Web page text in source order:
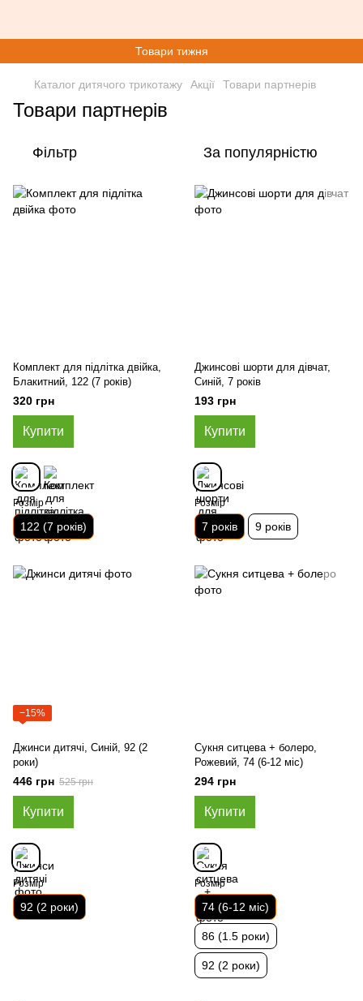
Товари тижня
Каталог дитячого трикотажу Акції Товари партнерів
Товари партнерів
Фільтр За популярністю
Комплект для підлітка двійка,
Блакитний, 122 (7 років)
320 грн
Купити
Розмір
122 (7 років)
Джинсові шорти для дівчат,
Синій, 7 років
193 грн
Купити
Розмір
7 років 9 років
−15%
Джинси дитячі, Синій, 92 (2
роки)
446 грн 525 грн
Купити
Розмір
92 (2 роки)
Сукня ситцева + болеро,
Рожевий, 74 (6-12 міс)
294 грн
Купити
Розмір
74 (6-12 міс)
86 (1.5 роки)
92 (2 роки)